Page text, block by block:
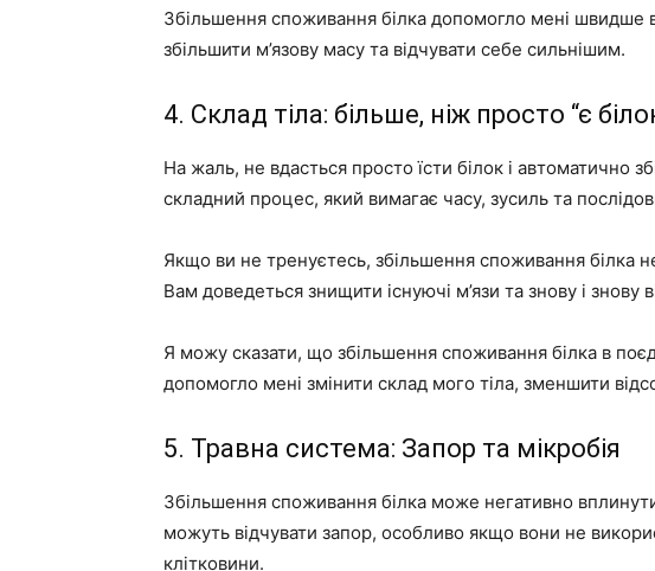
Збільшення споживання білка допомогло мені швидше
збільшити м’язову масу та відчувати себе сильнішим.
4. Склад тіла: більше, ніж просто “є
На жаль, не вдасться просто їсти білок і автоматично
складний процес, який вимагає часу, зусиль та
Якщо ви не тренуєтесь, збільшення споживання білка
Вам доведеться знищити існуючі м’язи та знову і знову
Я можу сказати, що збільшення споживання білка в
допомогло мені змінити склад мого тіла, зменшити
5. Травна система: Запор та мікробія
Збільшення споживання білка може негативно
можуть відчувати запор, особливо якщо вони не
клітковини.